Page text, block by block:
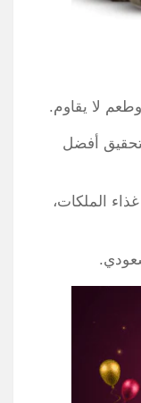
لا يقاوم.
100٪ بحذر لتحقيق أفضل
الملكات،